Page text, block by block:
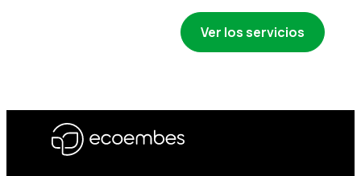
Ver los servicios